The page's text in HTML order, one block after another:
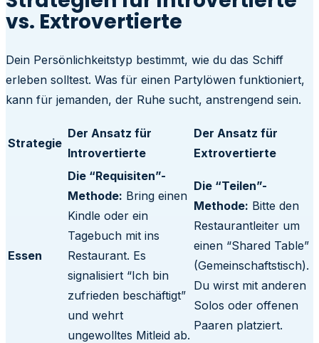
vs. Extrovertierte
Dein Persönlichkeitstyp bestimmt, wie du das Schiff
erleben solltest. Was für einen Partylöwen funktioniert,
kann für jemanden, der Ruhe sucht, anstrengend sein.
Strategie
Der Ansatz für
Introvertierte
Der Ansatz für
Extrovertierte
Essen
Die “Requisiten”-
Methode: Bring einen
Kindle oder ein
Tagebuch mit ins
Restaurant. Es
signalisiert “Ich bin
zufrieden beschäftigt”
und wehrt
ungewolltes Mitleid ab.
Die “Teilen”-
Methode: Bitte den
Restaurantleiter um
einen “Shared Table”
(Gemeinschaftstisch).
Du wirst mit anderen
Solos oder offenen
Paaren platziert.